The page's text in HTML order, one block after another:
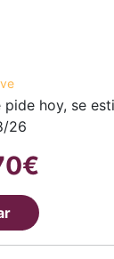
pide hoy, se
26